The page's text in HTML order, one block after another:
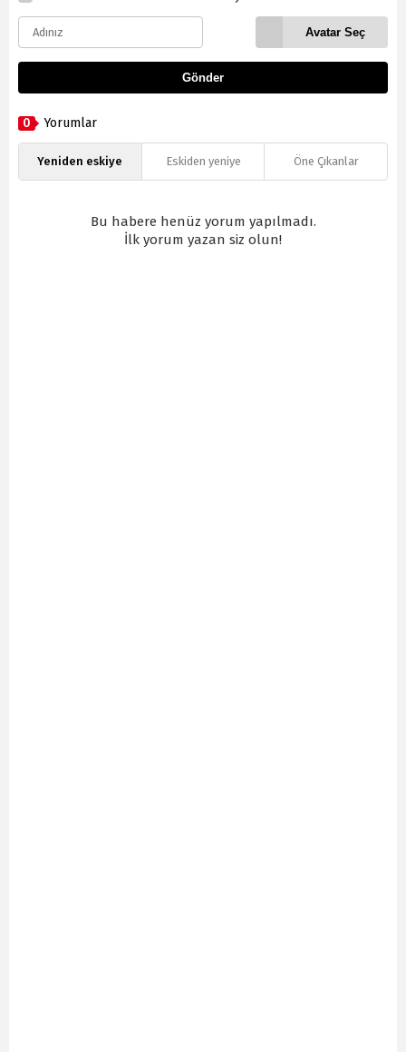
Avatar Seç
Gönder
0 Yorumlar
Yeniden eskiye Eskiden yeniye Öne Çıkanlar
Bu habere henüz yorum yapılmadı.
İlk yorum yazan siz olun!